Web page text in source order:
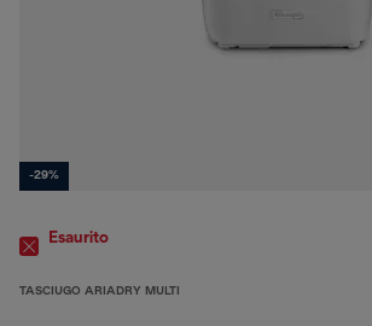
-29%
Esaurito
TASCIUGO ARIADRY MULTI